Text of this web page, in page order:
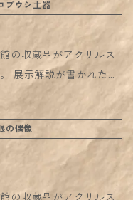
にご注意ください。 ・
頭や落下の恐れのある
ください。 ・また、小
す。誤飲等には充分ご
お子さまの手の届かな
するようにしてくださ
ジン、芳香剤、化学ぞ
イプの殺虫剤等は使用
強い摩擦により印刷面
ます。 ・長期間ご使用
自由に展示してみてく
。 ・本体、キャプショ
販売です。 ・本体と
作りなので、写真のよ
に立てていただくこと
ョンは外して本体だけ
ます。 お取り扱
光に当て続けると、ひ
なることがあります。
ブウシ土器
の収蔵品がアクリルス
展示解説が書かれたキ
クスタ化しているの
、お部屋がまるでミ
自由に展示してみてく
。 ・本体、キャプショ
の販売です。 ・本体と
の偶像
の収蔵品がアクリルス